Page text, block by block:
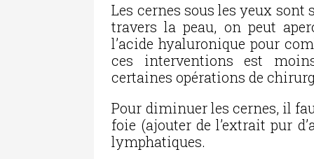
Les cernes sous les yeux sont
travers la peau, on peut
l’acide hyaluronique pour
ces interventions est
certaines opérations de
Pour diminuer les cernes, il
foie (ajouter de l’extrait pur
lymphatiques.